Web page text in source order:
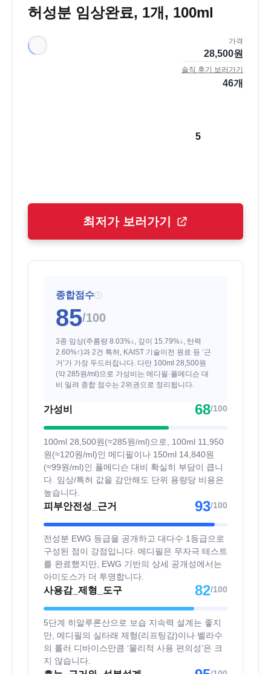
허성분 임상완료, 1개, 100ml
가격
28,500원
솔직 후기 보러가기
46개
5
최저가 보러가기
종합점수 i
85/100
3종 임상(주름량 8.03%↓, 깊이 15.79%↓, 탄력
2.60%↑)과 2건 특허, KAIST 기술이전 원료 등 ‘근
거’가 가장 두드러집니다. 다만 100ml 28,500원
(약 285원/ml)으로 가성비는 메디필·폴메디슨 대
비 밀려 종합 점수는 2위권으로 정리됩니다.
가성비 68/100
100ml 28,500원(≈285원/ml)으로, 100ml 11,950
원(≈120원/ml)인 메디필이나 150ml 14,840원
(≈99원/ml)인 폴메디슨 대비 확실히 부담이 큽니
다. 임상/특허 값을 감안해도 단위 용량당 비용은
높습니다.
피부안전성_근거 93/100
전성분 EWG 등급을 공개하고 대다수 1등급으로
구성된 점이 강점입니다. 메디필은 무자극 테스트
를 완료했지만, EWG 기반의 상세 공개성에서는
아미도스가 더 투명합니다.
사용감_제형_도구 82/100
5단계 히알루론산으로 보습 지속력 설계는 좋지
만, 메디필의 실타래 제형(리프팅감)이나 벨라수
의 롤러 디바이스만큼 ‘물리적 사용 편의성’은 크
지 않습니다.